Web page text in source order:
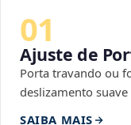
01
Ajuste de
Porta travando ou
deslizamento suave
SAIBA MAIS